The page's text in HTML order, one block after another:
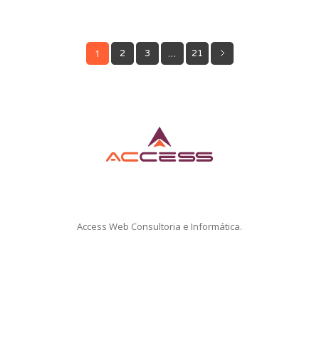
1 2 3 … 21
Access Web Consultoria e Informática.